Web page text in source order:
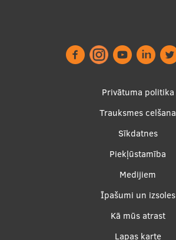
Privātuma politika
Trauksmes celšana
Sīkdatnes
Piekļūstamība
Medijiem
Īpašumi un izsoles
Kā mūs atrast
Lapas karte